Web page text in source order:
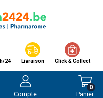
24 Livraison Click & Collect
Compte Panier
0